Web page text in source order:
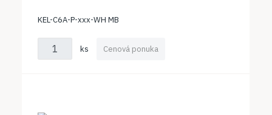
KEL-C6A-P-xxx-WH MB
ks Cenová ponuka